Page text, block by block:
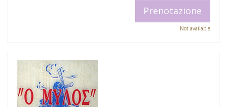
Prenotazione
Not available